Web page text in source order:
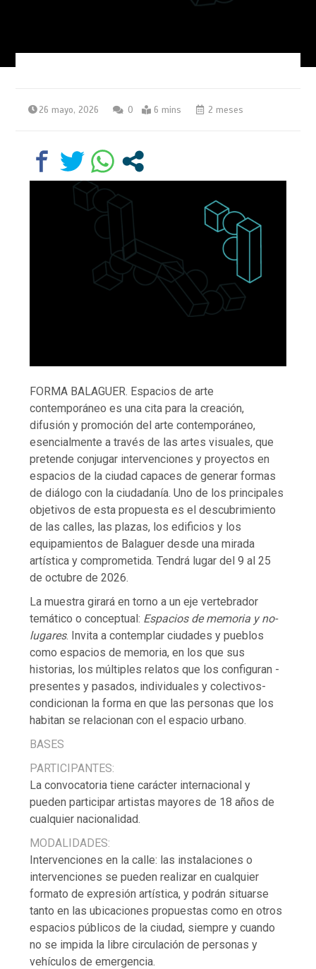
26 mayo, 2026 0 6 mins 2 meses
FORMA BALAGUER. Espacios de arte
contemporáneo es una cita para la creación,
difusión y promoción del arte contemporáneo,
esencialmente a través de las artes visuales, que
pretende conjugar intervenciones y proyectos en
espacios de la ciudad capaces de generar formas
de diálogo con la ciudadanía. Uno de los principales
objetivos de esta propuesta es el descubrimiento
de las calles, las plazas, los edificios y los
equipamientos de Balaguer desde una mirada
artística y comprometida. Tendrá lugar del 9 al 25
de octubre de 2026.
La muestra girará en torno a un eje vertebrador
temático o conceptual: Espacios de memoria y no-
lugares. Invita a contemplar ciudades y pueblos
como espacios de memoria, en los que sus
historias, los múltiples relatos que los configuran -
presentes y pasados, individuales y colectivos-
condicionan la forma en que las personas que los
habitan se relacionan con el espacio urbano.
BASES
PARTICIPANTES:
La convocatoria tiene carácter internacional y
pueden participar artistas mayores de 18 años de
cualquier nacionalidad.
MODALIDADES:
Intervenciones en la calle: las instalaciones o
intervenciones se pueden realizar en cualquier
formato de expresión artística, y podrán situarse
tanto en las ubicaciones propuestas como en otros
espacios públicos de la ciudad, siempre y cuando
no se impida la libre circulación de personas y
vehículos de emergencia.